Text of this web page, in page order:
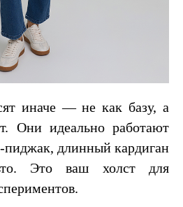
иначе — не как базу, а
Они идеально работают
пиджак, длинный кардиган
Это ваш холст для